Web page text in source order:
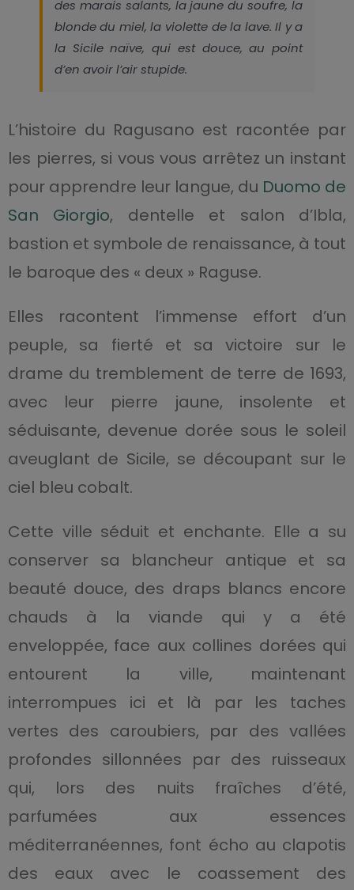
des marais salants, la jaune du soufre, la
blonde du miel, la violette de la lave. Il y a
la Sicile naïve, qui est douce, au point
d’en avoir l’air stupide.
L’histoire du Ragusano est racontée par
les pierres, si vous vous arrêtez un instant
pour apprendre leur langue, du Duomo de
San Giorgio, dentelle et salon d’Ibla,
bastion et symbole de renaissance, à tout
le baroque des « deux » Raguse.
Elles racontent l’immense effort d’un
peuple, sa fierté et sa victoire sur le
drame du tremblement de terre de 1693,
avec leur pierre jaune, insolente et
séduisante, devenue dorée sous le soleil
aveuglant de Sicile, se découpant sur le
ciel bleu cobalt.
Cette ville séduit et enchante. Elle a su
conserver sa blancheur antique et sa
beauté douce, des draps blancs encore
chauds à la viande qui y a été
enveloppée, face aux collines dorées qui
entourent la ville, maintenant
interrompues ici et là par les taches
vertes des caroubiers, par des vallées
profondes sillonnées par des ruisseaux
qui, lors des nuits fraîches d’été,
parfumées aux essences
méditerranéennes, font écho au clapotis
des eaux avec le coassement des